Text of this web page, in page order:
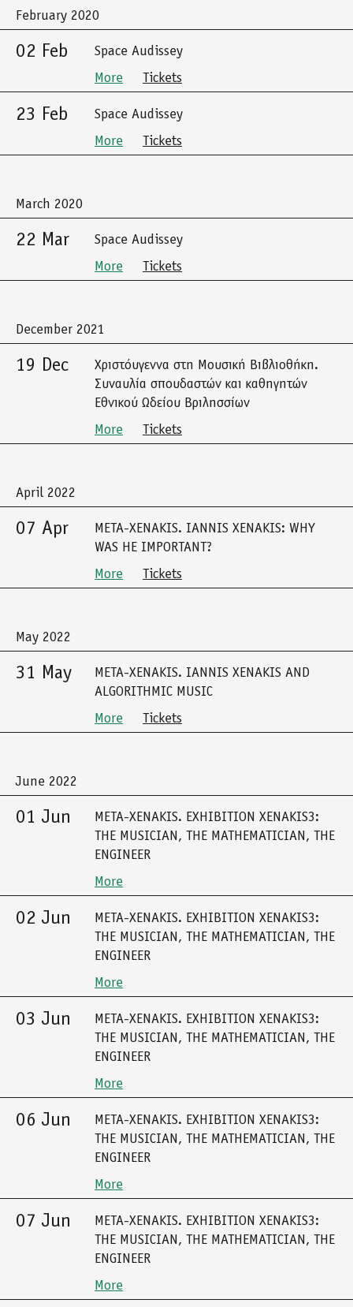
February 2020
02 Feb
Space Audissey
More
Tickets
23 Feb
Space Audissey
More
Tickets
March 2020
22 Mar
Space Audissey
More
Tickets
December 2021
19 Dec
Χριστόυγεννα στη Μουσική Βιβλιοθήκη.
Συναυλία σπουδαστών και καθηγητών
Εθνικού Ωδείου Βριλησσίων
More
Tickets
April 2022
07 Apr
META-XENAKIS. IANNIS XENAKIS: WHY
WAS HE IMPORTANT?
More
Tickets
May 2022
31 May
META-XENAKIS. IANNIS XENAKIS AND
ALGORITHMIC MUSIC
More
Tickets
June 2022
01 Jun
META-XENAKIS. EXHIBITION XENAKIS3:
THE MUSICIAN, THE MATHEMATICIAN, THE
ENGINEER
More
02 Jun
META-XENAKIS. EXHIBITION XENAKIS3:
THE MUSICIAN, THE MATHEMATICIAN, THE
ENGINEER
More
03 Jun
META-XENAKIS. EXHIBITION XENAKIS3:
THE MUSICIAN, THE MATHEMATICIAN, THE
ENGINEER
More
06 Jun
META-XENAKIS. EXHIBITION XENAKIS3:
THE MUSICIAN, THE MATHEMATICIAN, THE
ENGINEER
More
07 Jun
META-XENAKIS. EXHIBITION XENAKIS3:
THE MUSICIAN, THE MATHEMATICIAN, THE
ENGINEER
More